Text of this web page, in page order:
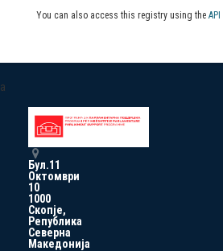
You can also access this registry using the API
a
Бул.11
Октомври
10
1000
Скопје,
Република
Северна
Македонија